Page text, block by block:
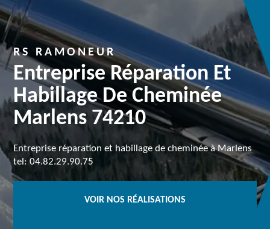
RS RAMONEUR
Entreprise Réparation Et
Habillage De Cheminée
Marlens 74210
Entreprise réparation et habillage de cheminée à Marlens
tel: 04.82.29.90.75
VOIR NOS RÉALISATIONS